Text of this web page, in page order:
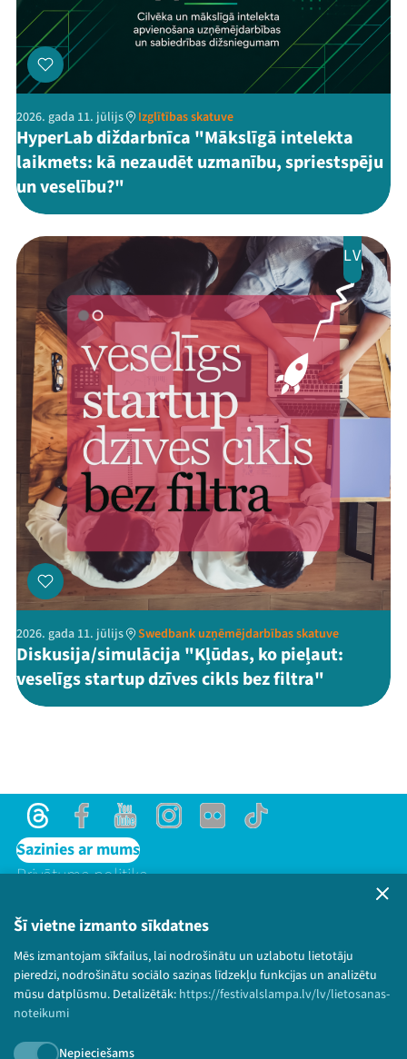
Šī vietne izmanto sīkdatnes
Mēs izmantojam sīkfailus, lai nodrošinātu un uzlabotu lietotāju
pieredzi, nodrošinātu sociālo saziņas līdzekļu funkcijas un analizētu
mūsu datplūsmu. Detalizētāk: https://festivalslampa.lv/lv/lietosanas-
noteikumi
Nepieciešams
2026. gada 11. jūlijs Izglītības skatuve
HyperLab diždarbnīca "Mākslīgā intelekta
laikmets: kā nezaudēt uzmanību, spriestspēju
un veselību?"
LV
2026. gada 11. jūlijs Swedbank uzņēmējdarbības skatuve
Diskusija/simulācija "Kļūdas, ko pieļaut:
veselīgs startup dzīves cikls bez filtra"
ThreadsFacebookYoutubeInstagram
Flick TikTok
Sazinies ar mums
Privātuma politika
Bērnu aizsardzības politika
© 2026 Sarunu festivāls LAMPA Visas tiesības
paturētas.